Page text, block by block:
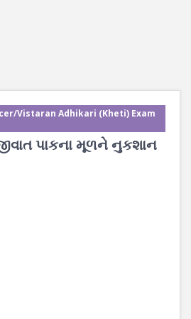
Vistaran Adhikari (Kheti) Exam
પાકના મૂળને નુકશાન